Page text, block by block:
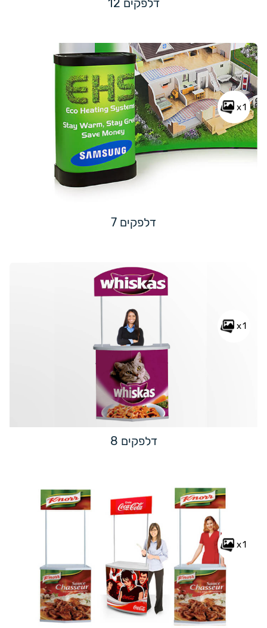
דלפקים 12
x1
דלפקים 7
x1
דלפקים 8
x1